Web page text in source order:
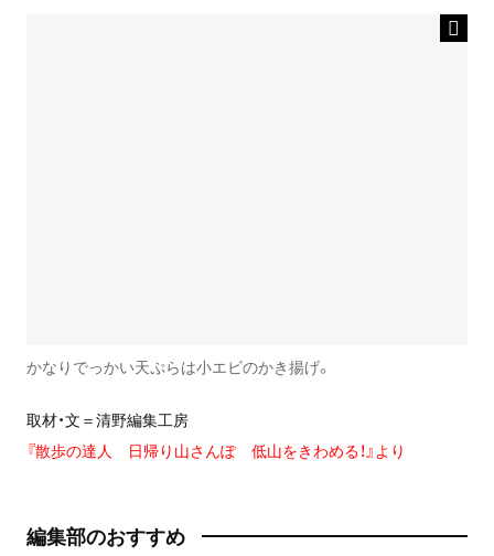
かなりでっかい天ぷらは小エビのかき揚げ。
取材・文＝清野編集工房
『散歩の達人 日帰り山さんぽ 低山をきわめる！』より
編集部のおすすめ